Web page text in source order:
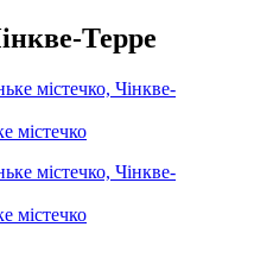
Терре
містечко
містечко